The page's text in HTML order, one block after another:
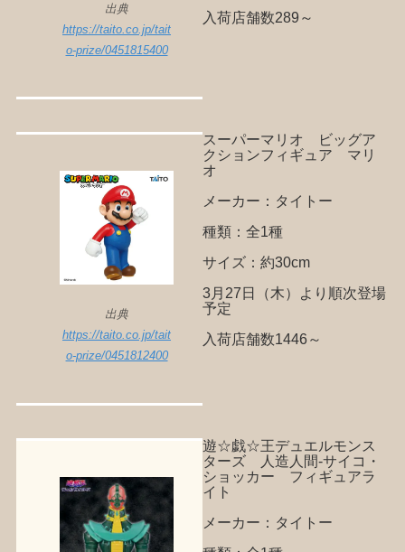
出典
https://taito.co.jp/tait
o-prize/0451815400
入荷店舗数289～
出典
https://taito.co.jp/tait
o-prize/0451812400
スーパーマリオ ビッグア
クションフィギュア マリ
オ
メーカー：タイトー
種類：全1種
サイズ：約30cm
3月27日（木）より順次登場
予定
入荷店舗数1446～
遊☆戯☆王デュエルモンス
ターズ 人造人間-サイコ・
ショッカー フィギュアラ
イト
メーカー：タイトー